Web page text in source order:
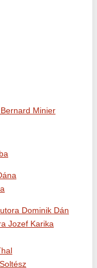
Minier
Dominik Dán
Jozef Karika